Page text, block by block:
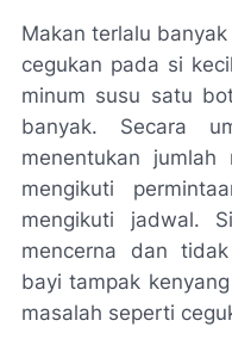
Makan terlalu
cegukan pada si
minum susu satu
banyak. Secara
menentukan
mengikuti
mengikuti jadwal.
mencerna dan
bayi tampak
masalah seperti